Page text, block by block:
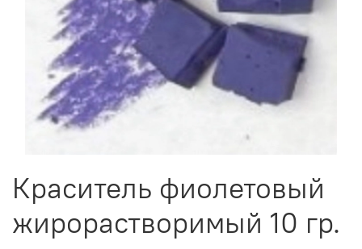
Краситель фиолетовый
жирорастворимый 10 гр.